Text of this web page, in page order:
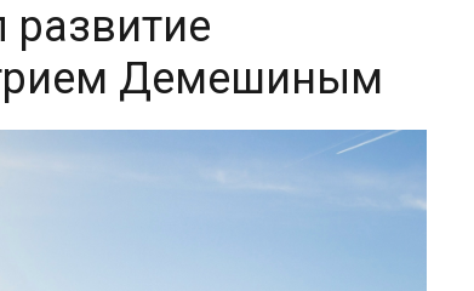
развитие
Демешиным